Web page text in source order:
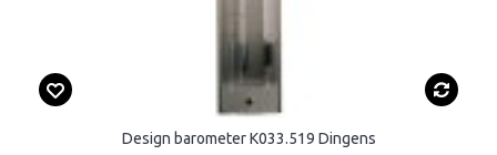
Design barometer K033.519 Dingens